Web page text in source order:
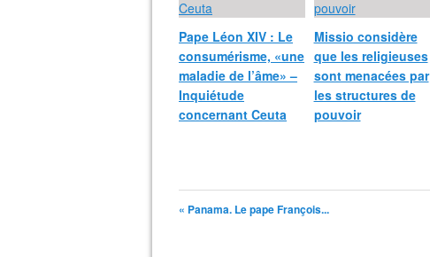
Pape Léon XIV : Le
consumérisme, «une
maladie de l’âme» –
Inquiétude
concernant Ceuta
Missio considère
que les religieuses
sont menacées par
les structures de
pouvoir
« Panama. Le pape François...